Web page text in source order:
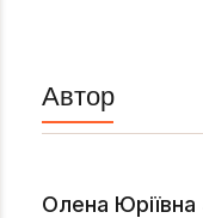
Автор
Олена